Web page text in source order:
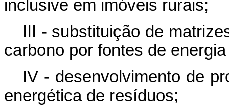
inclusive em imóveis rurais;
III - substituição de
carbono por fontes de
IV - desenvolvimento de
energética de resíduos;